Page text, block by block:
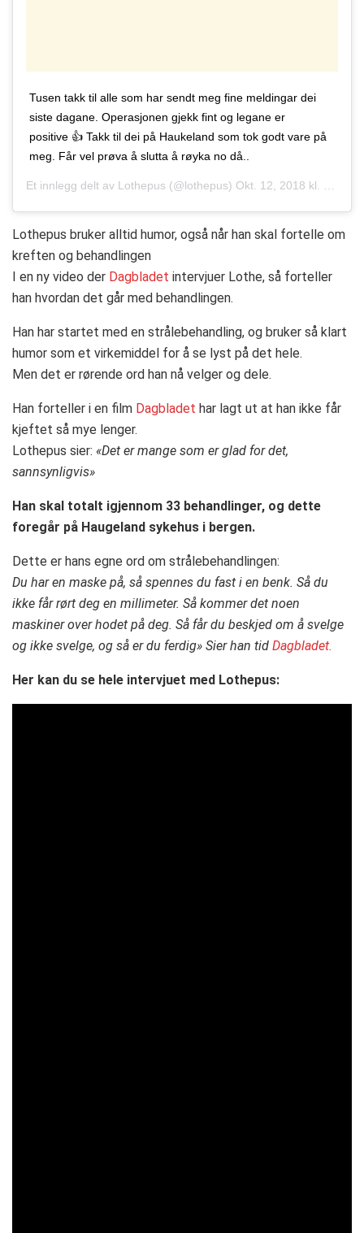
Tusen takk til alle som har sendt meg fine meldingar dei
siste dagane. Operasjonen gjekk fint og legane er
positive 👍 Takk til dei på Haukeland som tok godt vare på
meg. Får vel prøva å slutta å røyka no då..
Et innlegg delt av Lothepus (@lothepus) Okt. 12, 2018 kl. 10:11 PDT
Lothepus bruker alltid humor, også når han skal fortelle om
kreften og behandlingen
I en ny video der Dagbladet intervjuer Lothe, så forteller
han hvordan det går med behandlingen.
Han har startet med en strålebehandling, og bruker så klart
humor som et virkemiddel for å se lyst på det hele.
Men det er rørende ord han nå velger og dele.
Han forteller i en film Dagbladet har lagt ut at han ikke får
kjeftet så mye lenger.
Lothepus sier: «Det er mange som er glad for det,
sannsynligvis»
Han skal totalt igjennom 33 behandlinger, og dette
foregår på Haugeland sykehus i bergen.
Dette er hans egne ord om strålebehandlingen:
Du har en maske på, så spennes du fast i en benk. Så du
ikke får rørt deg en millimeter. Så kommer det noen
maskiner over hodet på deg. Så får du beskjed om å svelge
og ikke svelge, og så er du ferdig» Sier han tid Dagbladet.
Her kan du se hele intervjuet med Lothepus: